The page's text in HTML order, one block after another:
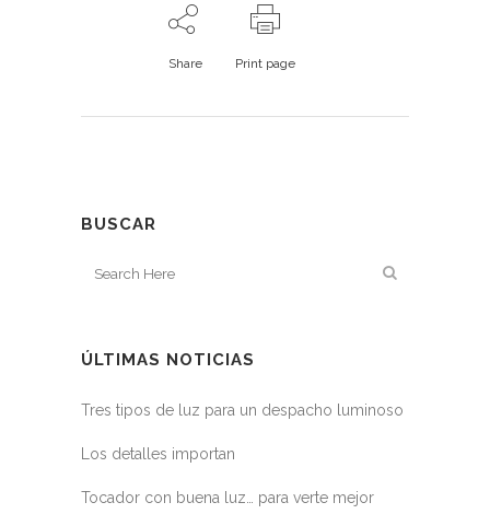
Share Print page
BUSCAR
ÚLTIMAS NOTICIAS
Tres tipos de luz para un despacho luminoso
Los detalles importan
Tocador con buena luz… para verte mejor